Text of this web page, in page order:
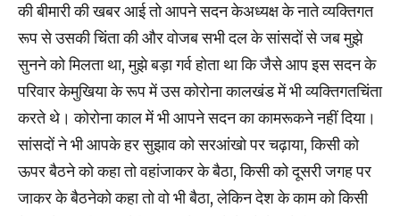
की बीमारी की खबर आई तो आपने सदन केअध्‍यक्ष के नाते व्‍यक्‍तिगत
रूप से उसकी चिंता की और वोजब सभी दल के सांसदों से जब मुझे
सुनने को मिलता था, मुझे बड़ा गर्व होता था कि जैसे आप इस सदन के
परिवार केमुखिया के रूप में उस कोरोना कालखंड में भी व्‍यक्‍तिगतचिंता
करते थे। कोरोना काल में भी आपने सदन का कामरूकने नहीं दिया।
सांसदों ने भी आपके हर सुझाव को सरआंखो पर चढ़ाया, किसी को
ऊपर बैठने को कहा तो वहांजाकर के बैठा, किसी को दूसरी जगह पर
जाकर के बैठनेको कहा तो वो भी बैठा, लेकिन देश के काम को किसी